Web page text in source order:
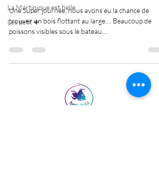
La Martinique est belle
Les petit ➕
Une Super journée, nous avons eu la chance de
trouver un bois flottant au large.... Beaucoup de
poissons visibles sous le bateau,...